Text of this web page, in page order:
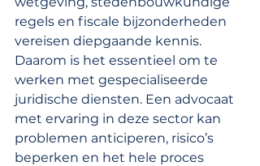
regels en fiscale bijzonderheden
vereisen diepgaande kennis.
Daarom is het essentieel om te
werken met gespecialiseerde
juridische diensten. Een advocaat
met ervaring in deze sector kan
problemen anticiperen, risico’s
beperken en het hele proces